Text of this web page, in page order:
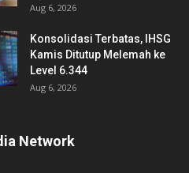
Aug 6, 2026
Konsolidasi Terbatas, IHSG
Kamis Ditutup Melemah ke
Level 6.344
Aug 6, 2026
Network